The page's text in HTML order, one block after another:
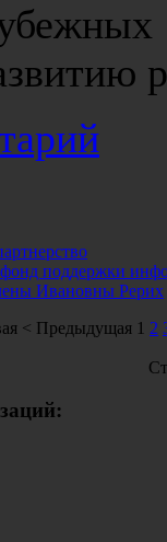
поддержки
Ивановны Рерих
< Предыдущая 1 2